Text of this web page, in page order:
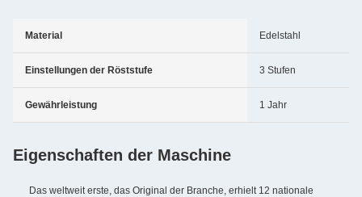
Material Edelstahl
Einstellungen der Röststufe 3 Stufen
Gewährleistung 1 Jahr
Eigenschaften der Maschine
Das weltweit erste, das Original der Branche, erhielt 12 nationale